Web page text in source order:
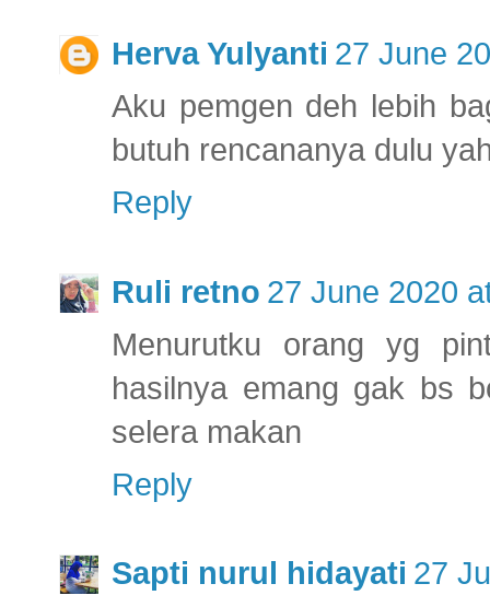
Herva Yulyanti 27 June
Aku pemgen deh lebih
butuh rencananya dulu
Reply
Ruli retno 27 June 2020
Menurutku orang yg
hasilnya emang gak bs
selera makan
Reply
Sapti nurul hidayati 27